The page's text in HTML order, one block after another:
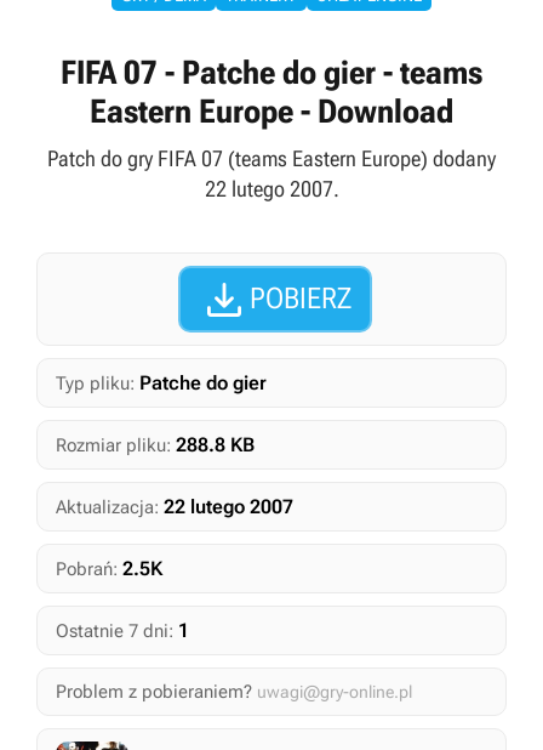
FIFA 07 - Patche do gier - teams
Eastern Europe - Download
Patch do gry FIFA 07 (teams Eastern Europe) dodany
22 lutego 2007.
 POBIERZ
Typ pliku: Patche do gier
Rozmiar pliku: 288.8 KB
Aktualizacja: 22 lutego 2007
Pobrań: 2.5K
Ostatnie 7 dni: 1
Problem z pobieraniem? uwagi@gry-online.pl